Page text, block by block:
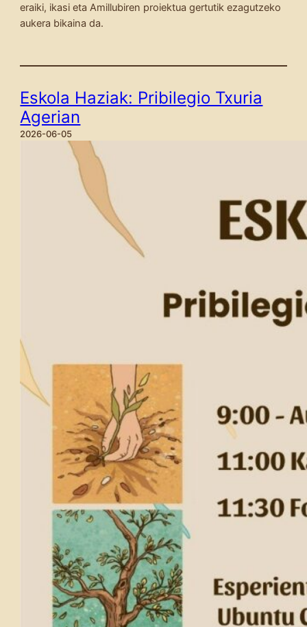
eraiki, ikasi eta Amillubiren proiektua gertutik ezagutzeko
aukera bikaina da.
Eskola Haziak: Pribilegio Txuria
Agerian
2026-06-05